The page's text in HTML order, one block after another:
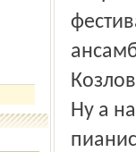
Ну а